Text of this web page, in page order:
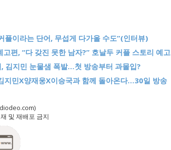
플이라는 단어, 무섭게 다가올 수도”(인터뷰)
고편, “다 갖진 못한 남자?” 호날두 커플 스토리 예고
, 김지민 눈물샘 폭발…첫 방송부터 과몰입?
지민X양재웅X이승국과 함께 돌아온다…30일 방송
및 재배포 금지